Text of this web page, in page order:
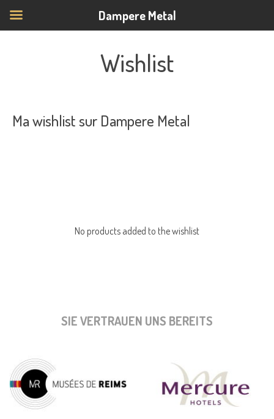
Wishlist
Ma wishlist sur Dampere Metal
No products added to the wishlist
SIE VERTRAUEN UNS BEREITS
Dampere Metal